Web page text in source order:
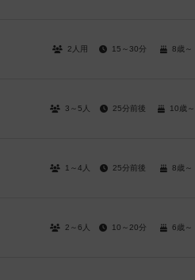
2人用 15～30分 8歳～
3～5人 25分前後 10歳～
1～4人 25分前後 8歳～
2～6人 10～20分 6歳～